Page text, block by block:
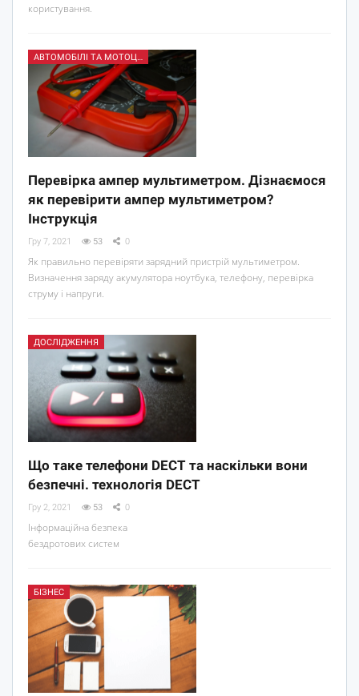
користування.
Перевірка ампер мультиметром. Дізнаємося
як перевірити ампер мультиметром?
Інструкція
Гру 7, 2021 53 0
Як правильно перевіряти зарядний пристрій мультиметром.
Визначення заряду акумулятора ноутбука, телефону, перевірка
струму і напруги.
ДОСЛІДЖЕННЯ
Що таке телефони DECT та наскільки вони
безпечні. технологія DECT
Гру 2, 2021 53 0
Інформаційна безпека
бездротових систем
БІЗНЕС